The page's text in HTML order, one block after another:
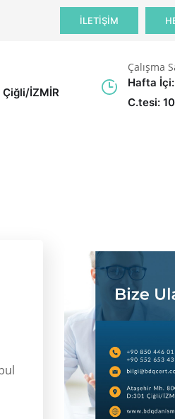
İLETİŞİM
Çiğli/İZMİR
Çalışma
Hafta
C.tesi: